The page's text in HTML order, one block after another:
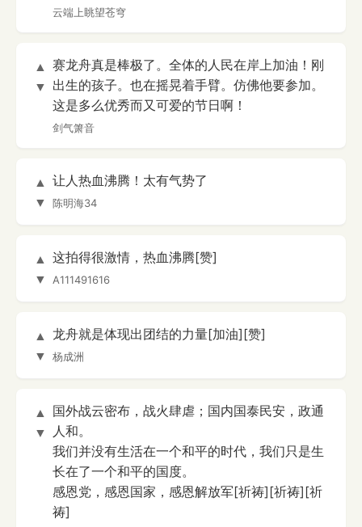
云端上眺望苍穹
▲
▼
赛龙舟真是棒极了。全体的人民在岸上加油！刚
出生的孩子。也在摇晃着手臂。仿佛他要参加。
这是多么优秀而又可爱的节日啊！
剑气箫音
▲
▼
让人热血沸腾！太有气势了
陈明海34
▲
▼
这拍得很激情，热血沸腾[赞]
A111491616
▲
▼
龙舟就是体现出团结的力量[加油][赞]
杨成洲
▲
▼
国外战云密布，战火肆虐；国内国泰民安，政通
人和。
我们并没有生活在一个和平的时代，我们只是生
长在了一个和平的国度。
感恩党，感恩国家，感恩解放军[祈祷][祈祷][祈
祷]